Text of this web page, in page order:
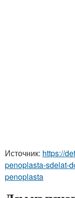
Источник: https://
penoplasta-sdelat-
penoplasta